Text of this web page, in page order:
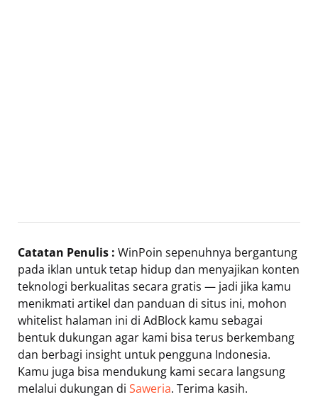
Catatan Penulis : WinPoin sepenuhnya bergantung
pada iklan untuk tetap hidup dan menyajikan konten
teknologi berkualitas secara gratis — jadi jika kamu
menikmati artikel dan panduan di situs ini, mohon
whitelist halaman ini di AdBlock kamu sebagai
bentuk dukungan agar kami bisa terus berkembang
dan berbagi insight untuk pengguna Indonesia.
Kamu juga bisa mendukung kami secara langsung
melalui dukungan di Saweria. Terima kasih.